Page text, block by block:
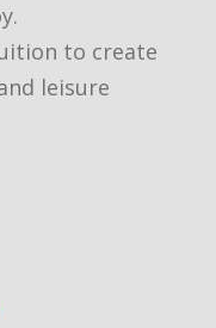
to create
leisure